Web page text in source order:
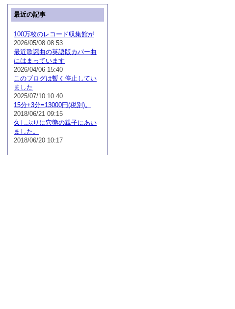
最近の記事
100万枚のレコード収集館が
2026/05/08 08:53
最近歌謡曲の英語版カバー曲
にはまっています
2026/04/06 15:40
このブログは暫く停止してい
ました
2025/07/10 10:40
15分+3分=13000円(税別)。
2018/06/21 09:15
久しぶりに穴熊の親子にあい
ました。
2018/06/20 10:17